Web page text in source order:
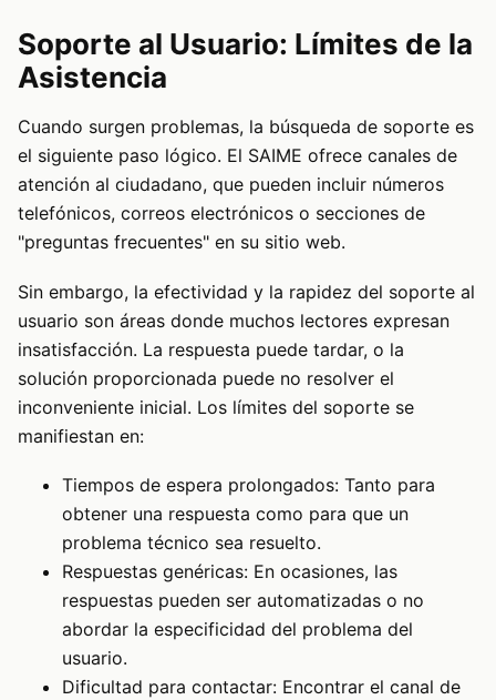
Soporte al Usuario: Límites de la
Asistencia
Cuando surgen problemas, la búsqueda de soporte es
el siguiente paso lógico. El SAIME ofrece canales de
atención al ciudadano, que pueden incluir números
telefónicos, correos electrónicos o secciones de
"preguntas frecuentes" en su sitio web.
Sin embargo, la efectividad y la rapidez del soporte al
usuario son áreas donde muchos lectores expresan
insatisfacción. La respuesta puede tardar, o la
solución proporcionada puede no resolver el
inconveniente inicial. Los límites del soporte se
manifiestan en:
Tiempos de espera prolongados: Tanto para
obtener una respuesta como para que un
problema técnico sea resuelto.
Respuestas genéricas: En ocasiones, las
respuestas pueden ser automatizadas o no
abordar la especificidad del problema del
usuario.
Dificultad para contactar: Encontrar el canal de